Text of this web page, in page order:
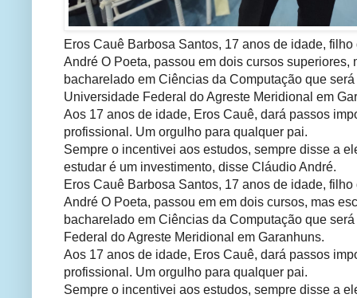
Eros Cauê Barbosa Santos, 17 anos de idade,
André O Poeta, passou em dois cursos superiores,
bacharelado em Ciências da Computação que
Universidade Federal do Agreste Meridional em
Aos 17 anos de idade, Eros Cauê, dará passos
profissional. Um orgulho para qualquer pai.
Sempre o incentivei aos estudos, sempre disse a
estudar é um investimento, disse Cláudio André.
Eros Cauê Barbosa Santos, 17 anos de idade,
André O Poeta, passou em em dois cursos, mas
bacharelado em Ciências da Computação que
Federal do Agreste Meridional em Garanhuns.
Aos 17 anos de idade, Eros Cauê, dará passos
profissional. Um orgulho para qualquer pai.
Sempre o incentivei aos estudos, sempre disse a